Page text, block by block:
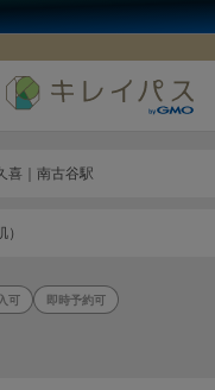
喜｜南古谷駅
可 即時予約可